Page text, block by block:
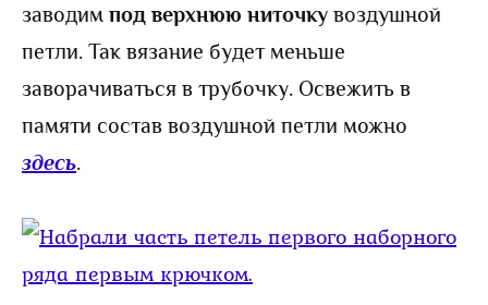
заводим под верхнюю ниточку воздушной
петли. Так вязание будет меньше
заворачиваться в трубочку. Освежить в
памяти состав воздушной петли можно
здесь.